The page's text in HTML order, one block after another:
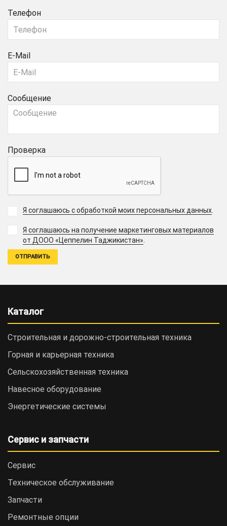
Телефон
E-Mail
Сообщение
Проверка
Я соглашаюсь с обработкой моих персональных данных.
Я соглашаюсь на получение маркетинговых материалов
от ДООО «Цеппелин Таджикистан».
Каталог
Строительная и дорожно-cтроительная техника
Горная и карьерная техника
Сельскохозяйственная техника
Навесное оборудование
Энергетические системы
Сервис и запчасти
Сервис
Техническое обслуживание
Запчасти
Ремонтные опции